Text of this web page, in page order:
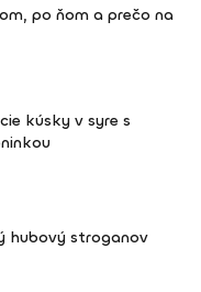
po ňom a prečo na
kúsky v syre s
hubový stroganov